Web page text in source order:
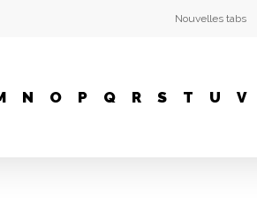
Nouvelles tabs
N O P Q R S T U V